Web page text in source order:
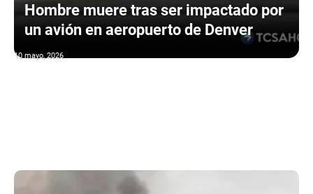
Hombre muere tras ser impactado por
un avión en aeropuerto de Denver
10 mayo, 2026